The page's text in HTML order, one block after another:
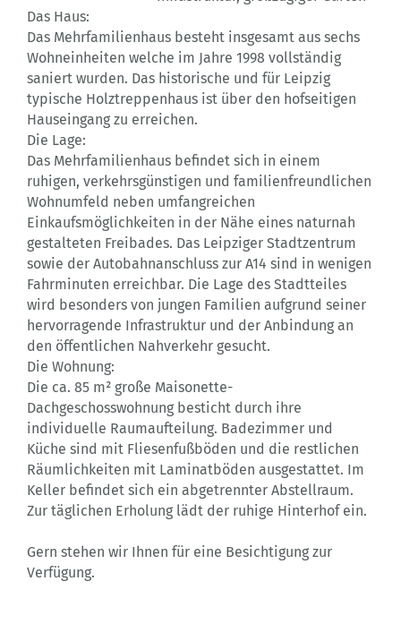
Das Haus:
Das Mehrfamilienhaus besteht insgesamt aus sechs
Wohneinheiten welche im Jahre 1998 vollständig
saniert wurden. Das historische und für Leipzig
typische Holztreppenhaus ist über den hofseitigen
Hauseingang zu erreichen.
Die Lage:
Das Mehrfamilienhaus befindet sich in einem
ruhigen, verkehrsgünstigen und familienfreundlichen
Wohnumfeld neben umfangreichen
Einkaufsmöglichkeiten in der Nähe eines naturnah
gestalteten Freibades. Das Leipziger Stadtzentrum
sowie der Autobahnanschluss zur A14 sind in wenigen
Fahrminuten erreichbar. Die Lage des Stadtteiles
wird besonders von jungen Familien aufgrund seiner
hervorragende Infrastruktur und der Anbindung an
den öffentlichen Nahverkehr gesucht.
Die Wohnung:
Die ca. 85 m² große Maisonette-
Dachgeschosswohnung besticht durch ihre
individuelle Raumaufteilung. Badezimmer und
Küche sind mit Fliesenfußböden und die restlichen
Räumlichkeiten mit Laminatböden ausgestattet. Im
Keller befindet sich ein abgetrennter Abstellraum.
Zur täglichen Erholung lädt der ruhige Hinterhof ein.
Gern stehen wir Ihnen für eine Besichtigung zur
Verfügung.